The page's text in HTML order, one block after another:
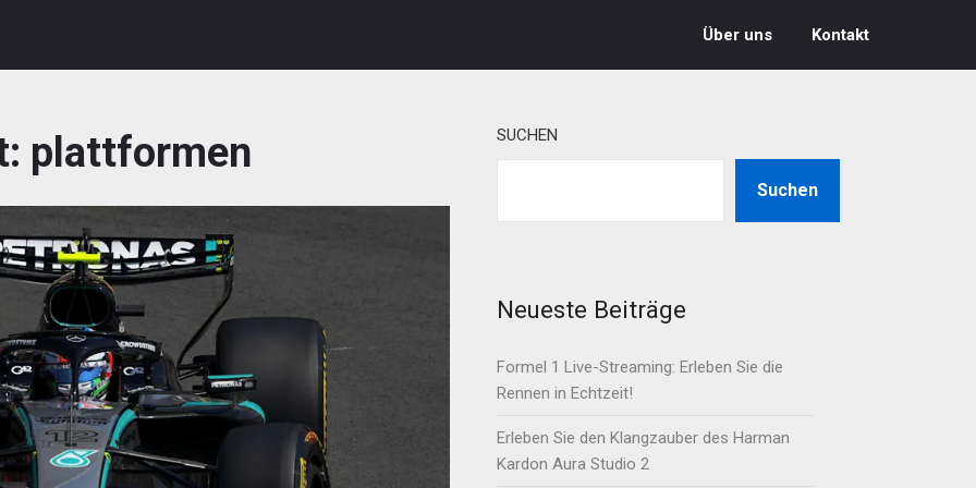
Über uns Kontakt
plattformen SUCHEN
Suchen
Neueste Beiträge
Formel 1 Live-Streaming: Erleben Sie die
Rennen in Echtzeit!
Erleben Sie den Klangzauber des Harman
Kardon Aura Studio 2